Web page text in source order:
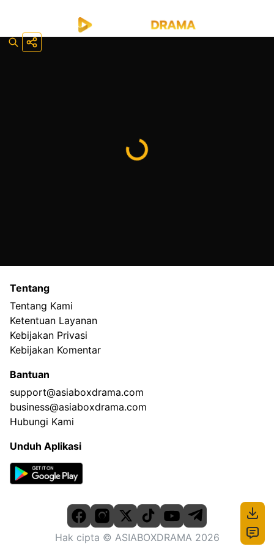
Tentang
Tentang Kami
Ketentuan Layanan
Kebijakan Privasi
Kebijakan Komentar
Bantuan
support@asiaboxdrama.com
business@asiaboxdrama.com
Hubungi Kami
Unduh Aplikasi
Hak cipta © ASIABOXDRAMA 2026